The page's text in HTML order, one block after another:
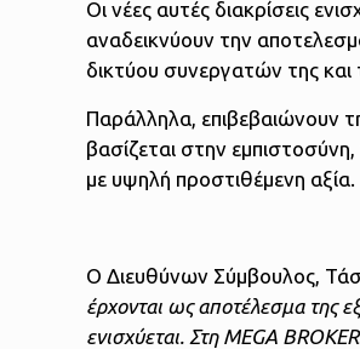
Οι νέες αυτές διακρίσεις
αναδεικνύουν την
δικτύου συνεργατών της
Παράλληλα, επιβεβαιώνουν
βασίζεται στην
με υψηλή προστιθέμενη αξία.
Ο Διευθύνων Σύμβουλος,
έρχονται ως αποτέλεσμα της
ενισχύεται. Στη MEGA